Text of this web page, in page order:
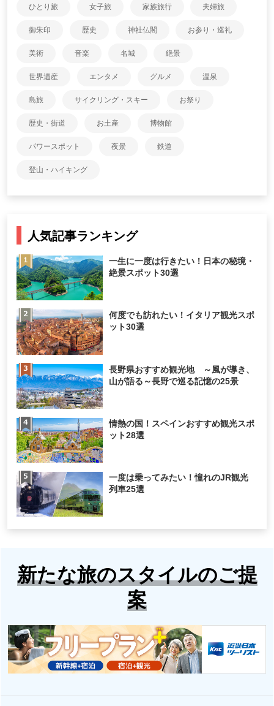
ひとり旅 女子旅 家族旅行 夫婦旅
御朱印 歴史 神社仏閣 お参り・巡礼
美術 音楽 名城 絶景
世界遺産 エンタメ グルメ 温泉
島旅 サイクリング・スキー お祭り
歴史・街道 お土産 博物館
パワースポット 夜景 鉄道
登山・ハイキング
人気記事ランキング
一生に一度は行きたい！日本の秘境・
絶景スポット30選
何度でも訪れたい！イタリア観光スポ
ット30選
長野県おすすめ観光地 ～風が導き、
山が語る～長野で巡る記憶の25景
情熱の国！スペインおすすめ観光スポ
ット28選
一度は乗ってみたい！憧れのJR観光
列車25選
新たな旅のスタイルのご提
案